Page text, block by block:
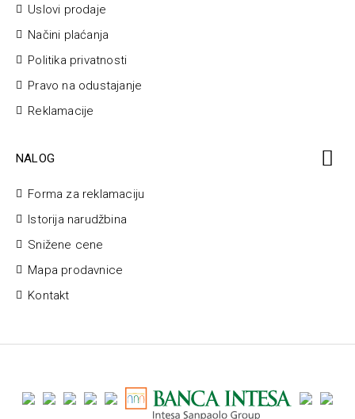
Uslovi prodaje
Načini plaćanja
Politika privatnosti
Pravo na odustajanje
Reklamacije
NALOG
Forma za reklamaciju
Istorija narudžbina
Snižene cene
Mapa prodavnice
Kontakt